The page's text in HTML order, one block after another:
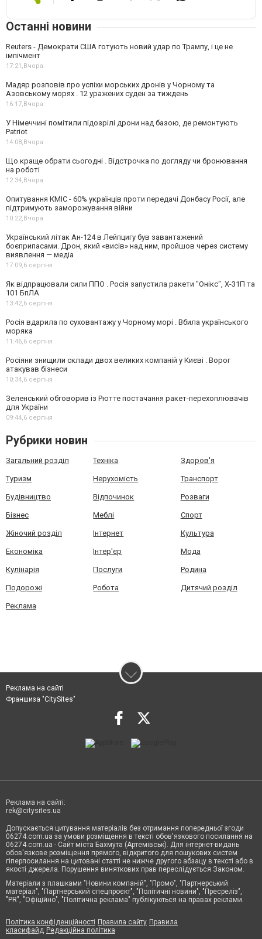
Останні новини
Reuters - Демократи США готують новий удар по Трампу, і це не
імпічмент
17:21, Вчора
Мадяр розповів про успіхи морських дронів у Чорному та
Азовському морях . 12 уражених суден за тиждень
16:17, Вчора
У Німеччині помітили підозрілі дрони над базою, де ремонтують
Patriot
14:08, Вчора
Що краще обрати сьогодні . Відстрочка по догляду чи бронювання
на роботі
12:34, Вчора
Опитування КМІС - 60% українців проти передачі Донбасу Росії, але
підтримують заморожування війни
10:22, Вчора
Український літак Ан-124 в Лейпцигу був завантажений
боєприпасами. Дрон, який «висів» над ним, пройшов через систему
виявлення — медіа
17:09,6 серпня
Як відпрацювали сили ППО . Росія запустила ракети "Онікс", Х-31П та
101 БпЛА
13:42,6 серпня
Росія вдарила по суховантажу у Чорному морі . Вбила українського
моряка
11:46,6 серпня
Росіяни знищили склади двох великих компаній у Києві . Ворог
атакував бізнеси
10:34,6 серпня
Зеленський обговорив із Рютте постачання ракет-перехоплювачів
для України
09:44,6 серпня
Рубрики новин
Загальний розділ Техніка Здоров'я
Туризм Нерухомість Транспорт
Будівництво Відпочинок Розваги
Бізнес Меблі Спорт
Жіночий розділ Інтернет Культура
Економіка Інтер'єр Мода
Кулінарія Послуги Родина
Подорожі Робота Дитячий розділ
Реклама
Реклама на сайті
Франшиза "CitySites"
Реклама на сайті:
rek@citysites.ua
Допускається цитування матеріалів без отримання попередньої згоди
06274.com.ua за умови розміщення в тексті обов'язкового посилання на
06274.com.ua - Сайт міста Бахмута (Артемівськ). Для інтернет-видань
обов'язкове розміщення прямого, відкритого для пошукових систем
гіперпосилання на цитовані статті не нижче другого абзацу в тексті або в
якості джерела. Порушення виняткових прав переслідується Законом.
Матеріали з плашками "Новини компаній", "Промо", "Партнерський
матеріал", "Партнерський спецпроєкт", "Політичні новини", "Пресреліз",
"PR", "Офіційно", "Політична реклама" публікуються на правах реклами.
Політика конфіденційності Правила сайту Правила
класифайд Редакційна політика